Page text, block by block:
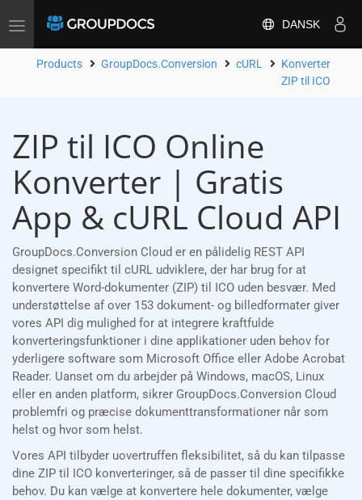
Toggle
DANSK
Products GroupDocs.Conversion cURL
Konverter
ZIP til ICO
ZIP til ICO Online
Konverter | Gratis
App & cURL Cloud API
GroupDocs.Conversion Cloud er en pålidelig REST API
designet specifikt til cURL udviklere, der har brug for at
konvertere Word-dokumenter (ZIP) til ICO uden besvær. Med
understøttelse af over 153 dokument- og billedformater giver
vores API dig mulighed for at integrere kraftfulde
konverteringsfunktioner i dine applikationer uden behov for
yderligere software som Microsoft Office eller Adobe Acrobat
Reader. Uanset om du arbejder på Windows, macOS, Linux
eller en anden platform, sikrer GroupDocs.Conversion Cloud
problemfri og præcise dokumenttransformationer når som
helst og hvor som helst.
Vores API tilbyder uovertruffen fleksibilitet, så du kan tilpasse
dine ZIP til ICO konverteringer, så de passer til dine specifikke
behov. Du kan vælge at konvertere hele dokumenter, vælge